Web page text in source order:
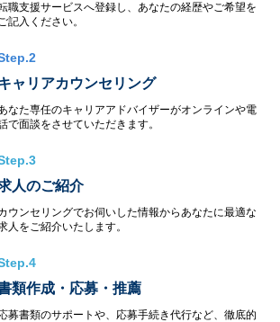
職支援サービスへ登録し、あなたの経歴やご希望を
記入ください。
ャリアカウンセリング
なた専任のキャリアアドバイザーがオンラインや電
で面談をさせていただきます。
人のご紹介
ウンセリングでお伺いした情報からあなたに最適な
人をご紹介いたします。
類作成・応募・推薦
募書類のサポートや、応募手続き代行など、徹底的